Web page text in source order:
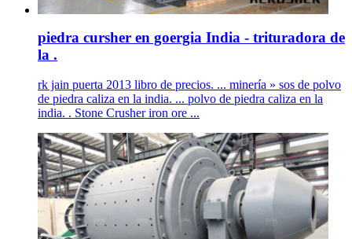
piedra cursher en goergia India - trituradora de
la .
rk jain puerta 2013 libro de precios. ... minería » sos de polvo
de piedra caliza en la india. ... polvo de piedra caliza en la
india. . Stone Crusher iron ore ...